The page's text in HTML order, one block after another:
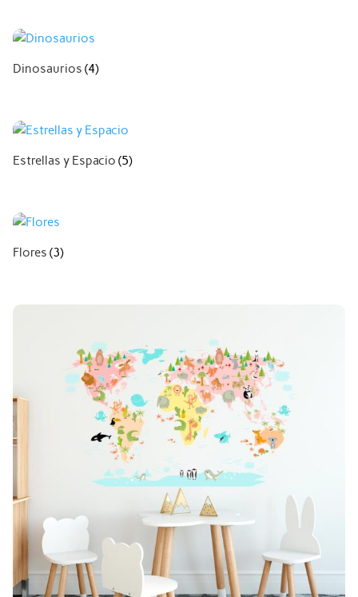
Dinosaurios (4)
Estrellas y Espacio (5)
Flores (3)